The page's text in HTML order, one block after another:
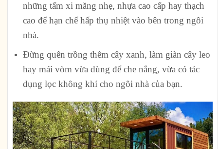
những tấm xi măng nhẹ, nhựa cao cấp hay thạch
cao để hạn chế hấp thụ nhiệt vào bên trong ngôi
nhà.
Đừng quên trồng thêm cây xanh, làm giàn cây leo
hay mái vòm vừa dùng để che nắng, vừa có tác
dụng lọc không khí cho ngôi nhà của bạn.